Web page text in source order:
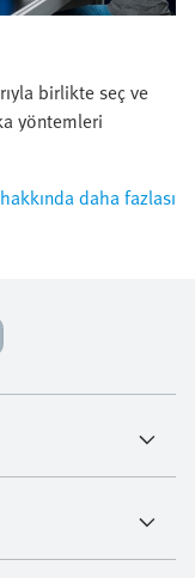
birlikte seç ve
yöntemleri
daha fazlası